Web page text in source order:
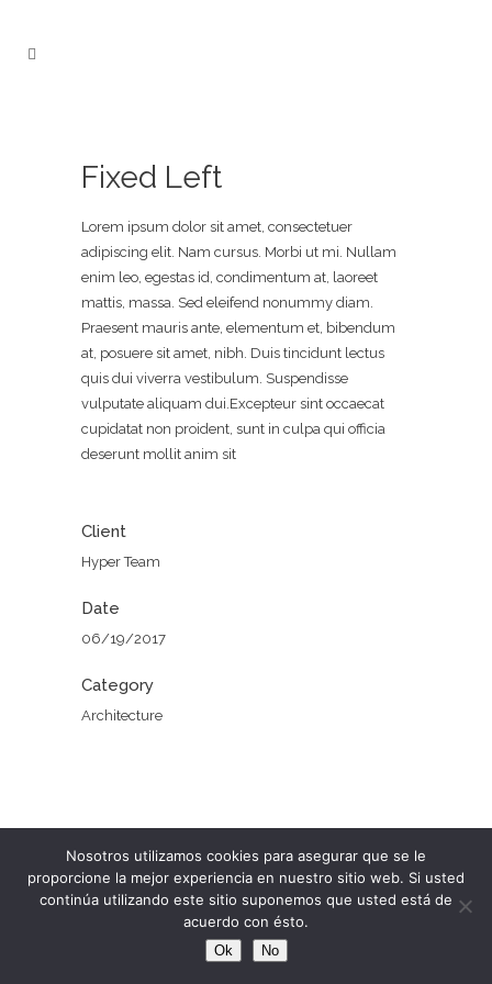
Fixed Left
Lorem ipsum dolor sit amet, consectetuer
adipiscing elit. Nam cursus. Morbi ut mi. Nullam
enim leo, egestas id, condimentum at, laoreet
mattis, massa. Sed eleifend nonummy diam.
Praesent mauris ante, elementum et, bibendum
at, posuere sit amet, nibh. Duis tincidunt lectus
quis dui viverra vestibulum. Suspendisse
vulputate aliquam dui.Excepteur sint occaecat
cupidatat non proident, sunt in culpa qui officia
deserunt mollit anim sit
Client
Hyper Team
Date
06/19/2017
Category
Architecture
Nosotros utilizamos cookies para asegurar que se le
proporcione la mejor experiencia en nuestro sitio web. Si usted
continúa utilizando este sitio suponemos que usted está de
acuerdo con ésto.
Ok No